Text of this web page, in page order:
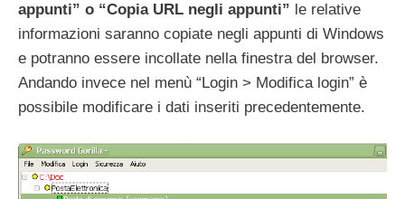
appunti” o “Copia URL negli appunti” le relative
informazioni saranno copiate negli appunti di Windows
e potranno essere incollate nella finestra del browser.
Andando invece nel menù “Login > Modifica login” è
possibile modificare i dati inseriti precedentemente.